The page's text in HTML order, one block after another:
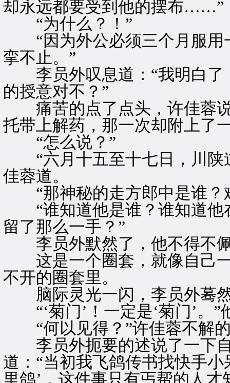
却永远都要受到他的摆布……”
“为什么？！”
“因为外公必须三个月服用
挛不止。”
李员外叹息道：“我明白了
的授意对不？”
痛苦的点了点头，许佳蓉说
托带上解药，那一次却附上
“怎么说？”
“六月十五至十七日，川陕
佳蓉道。
“那神秘的走方郎中是谁？
“谁知道他是谁？谁知道他
留了那么一手？”
李员外默然了，他不得不
这是一个圈套，就像自己一
不开的圈套里。
脑际灵光一闪，李员外蓦然
“‘菊门’！一定是‘菊门’。”
“何以见得？”许佳蓉不解
李员外扼要的述说了一下自
道：“当初我飞鸽传书找快手
里鸽’，这件事只有丐帮的人才